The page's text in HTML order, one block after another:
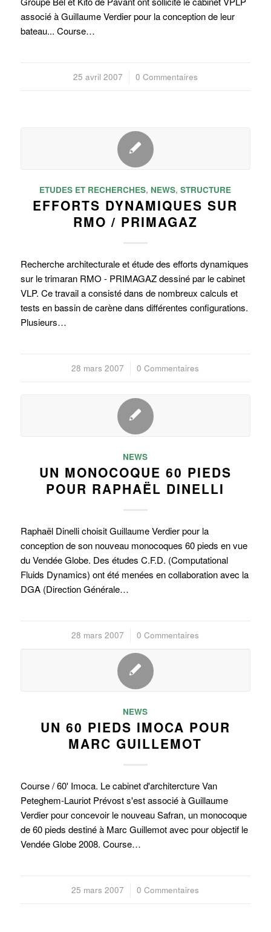
associé à Guillaume Verdier pour la conception de leur
bateau... Course…
25 avril 2007
/ 0 Commentaires
ETUDES ET RECHERCHES, NEWS,STRUCTURE
EFFORTS DYNAMIQUES SUR
RMO / PRIMAGAZ
Recherche architecturale et étude des efforts dynamiques
sur le trimaran RMO - PRIMAGAZ dessiné par le cabinet
VLP. Ce travail a consisté dans de nombreux calculs et
tests en bassin de carène dans différentes configurations.
Plusieurs…
28 mars 2007
/ 0 Commentaires
NEWS
UN MONOCOQUE 60 PIEDS
POUR RAPHAËL DINELLI
Raphaël Dinelli choisit Guillaume Verdier pour la
conception de son nouveau monocoques 60 pieds en vue
du Vendée Globe. Des études C.F.D. (Computational
Fluids Dynamics) ont été menées en collaboration avec la
DGA (Direction Générale…
28 mars 2007
/ 0 Commentaires
NEWS
UN 60 PIEDS IMOCA POUR
MARC GUILLEMOT
Course / 60' Imoca. Le cabinet d'architercture Van
Peteghem-Lauriot Prévost s'est associé à Guillaume
Verdier pour concevoir le nouveau Safran, un monocoque
de 60 pieds destiné à Marc Guillemot avec pour objectif le
Vendée Globe 2008. Course…
25 mars 2007
/ 0 Commentaires